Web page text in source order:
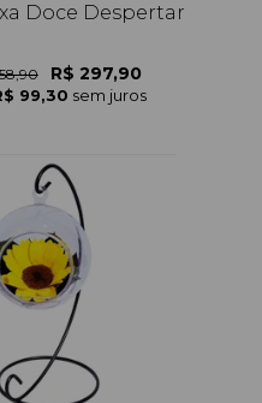
Doce Despertar
R$ 297,90
99,30 sem juros